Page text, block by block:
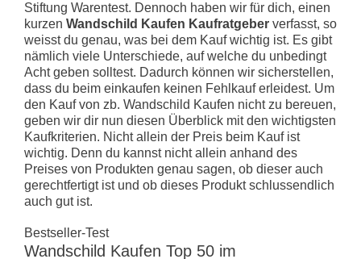
Stiftung Warentest. Dennoch haben wir für dich, einen
kurzen Wandschild Kaufen Kaufratgeber verfasst, so
weisst du genau, was bei dem Kauf wichtig ist. Es gibt
nämlich viele Unterschiede, auf welche du unbedingt
Acht geben solltest. Dadurch können wir sicherstellen,
dass du beim einkaufen keinen Fehlkauf erleidest. Um
den Kauf von zb. Wandschild Kaufen nicht zu bereuen,
geben wir dir nun diesen Überblick mit den wichtigsten
Kaufkriterien. Nicht allein der Preis beim Kauf ist
wichtig. Denn du kannst nicht allein anhand des
Preises von Produkten genau sagen, ob dieser auch
gerechtfertigt ist und ob dieses Produkt schlussendlich
auch gut ist.
Bestseller-Test
Wandschild Kaufen Top 50 im